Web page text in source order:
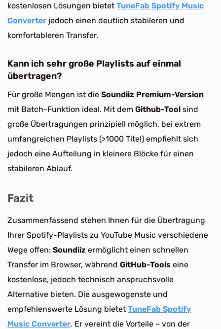
kostenlosen Lösungen bietet TuneFab Spotify Music
Converter jedoch einen deutlich stabileren und
komfortableren Transfer.
Kann ich sehr große Playlists auf einmal
übertragen?
Für große Mengen ist die Soundiiz Premium-Version
mit Batch-Funktion ideal. Mit dem Github-Tool sind
große Übertragungen prinzipiell möglich, bei extrem
umfangreichen Playlists (>1000 Titel) empfiehlt sich
jedoch eine Aufteilung in kleinere Blöcke für einen
stabileren Ablauf.
Fazit
Zusammenfassend stehen Ihnen für die Übertragung
Ihrer Spotify-Playlists zu YouTube Music verschiedene
Wege offen: Soundiiz ermöglicht einen schnellen
Transfer im Browser, während GitHub-Tools eine
kostenlose, jedoch technisch anspruchsvolle
Alternative bieten. Die ausgewogenste und
empfehlenswerte Lösung bietet TuneFab Spotify
Music Converter. Er vereint die Vorteile – von der